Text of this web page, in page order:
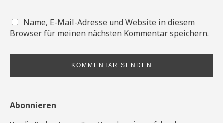
Name, E-Mail-Adresse und Website in diesem
Browser für meinen nächsten Kommentar speichern.
Abonnieren